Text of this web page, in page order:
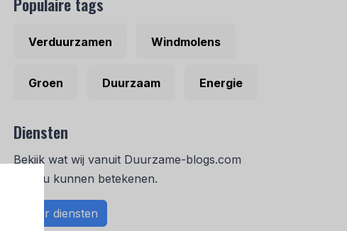
Verduurzamen Windmolens
Groen Duurzaam Energie
Diensten
Bekijk wat wij vanuit Duurzame-blogs.com
voor u kunnen betekenen.
Naar diensten